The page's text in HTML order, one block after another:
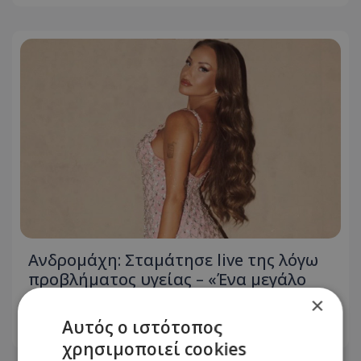
Ανδρομάχη: Σταμάτησε live της λόγω
προβλήματος υγείας – «Ένα μεγάλο
συγγνώμη από καρδιάς…»
07.08.2026 - 14:01
×
Αυτός ο ιστότοπος
χρησιμοποιεί cookies